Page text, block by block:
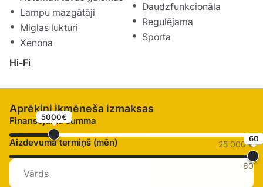
Lampu mazgātāji
Miglas lukturi
Xenona
Hi-Fi
Daudzfunkcionāla
Regulējama
Sporta
Aprēķini ikmēneša izmaksas
Finansējuma summa
5000€
25 000 €
Aizdevuma termiņš (mēn) 60
60